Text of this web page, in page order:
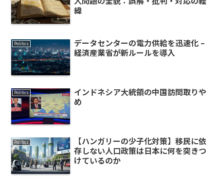
緯
Politics
データセンターの電力供給を迅速化 –
経済産業省が新ルールを導入
Politics
インドネシア大統領の中国訪問取りや
め
Politics
【ハンガリーの少子化対策】移民に依
存しない人口政策は日本に何を突きつ
けているのか